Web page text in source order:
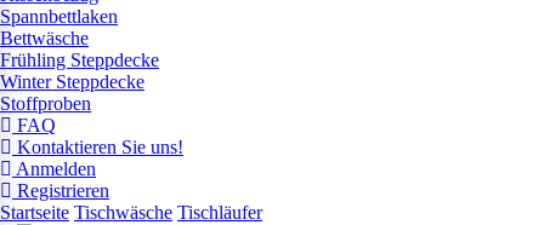
Spannbettlaken
Bettwäsche
Frühling Steppdecke
Winter Steppdecke
Stoffproben
FAQ
Kontaktieren Sie uns!
Anmelden
Registrieren
Startseite Tischwäsche Tischläufer